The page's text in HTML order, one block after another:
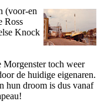
(voor-en
Ross
Knock
Morgenster toch weer
de huidige eigenaren.
hun droom is dus vanaf